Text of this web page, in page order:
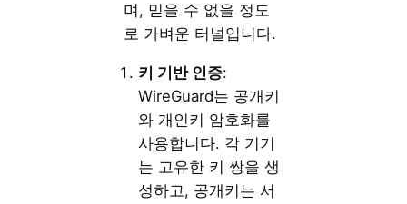
며, 믿을 수 없을 정도
로 가벼운 터널입니다.
키 기반 인증:
WireGuard는 공개키
와 개인키 암호화를
사용합니다. 각 기기
는 고유한 키 쌍을 생
성하고, 공개키는 서